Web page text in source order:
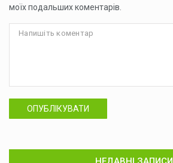
моїх подальших коментарів.
ОПУБЛІКУВАТИ